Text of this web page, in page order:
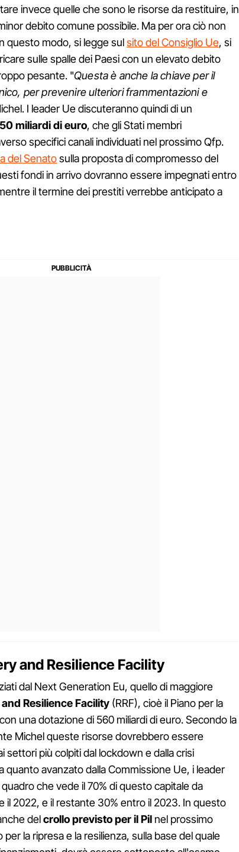
invece quelle che sono le risorse da restituire, in
debito comune possibile. Ma per ora ciò non
questo modo, si legge sulsito del Consiglio Ue, si
sulle spalle dei Paesi con un elevato debito
pesante. "Questa è anche la chiave per il
per prevenire ulteriori frammentazioni e
I leader Ue discuteranno quindi di un
miliardi di euro, che gli Stati membri
specifici canali individuati nel prossimo Qfp.
del Senatosulla proposta di compromesso del
fondi in arrivo dovranno essere impegnati entro
il termine dei prestiti verrebbe anticipato a
and Resilience Facility
dal Next Generation Eu, quello di maggiore
Resilience Facility (RRF), cioè il Piano per la
una dotazione di 560 miliardi di euro. Secondo la
Michel queste risorse dovrebbero essere
settori più colpiti dal lockdown e dalla crisi
quanto avanzato dalla Commissione Ue, i leader
che vede il 70% di questo capitale da
il 2022, e il restante 30% entro il 2023. In questo
delcrollo previsto per il Pil nel prossimo
per la ripresa e la resilienza, sulla base del quale